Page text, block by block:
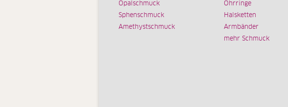
Opalschmuck
Sphenschmuck
Amethystschmuck
Ohrringe
Halsketten
Armbänder
mehr Schmuck